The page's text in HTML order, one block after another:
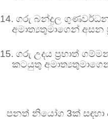
14. ගරු බන්දුල ගුණවර්ධන
අමාත්‍යතුමාගෙන් අසන
15. ගරු උදය ප්‍රභාත්
කටයුතු
පනත් නියෝග 3ක් සඳහා